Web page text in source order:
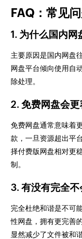
FAQ：常见
1. 为什么国内网
主要原因是国内网盘
网盘平台倾向使用自
除处理。
2. 免费网盘会
免费网盘通常意味着
款，一旦资源超出平
择付费版网盘相对更
制。
3. 有没有完全
完全杜绝和谐是不可
性网盘，拥有更完善
显然减少了文件被和